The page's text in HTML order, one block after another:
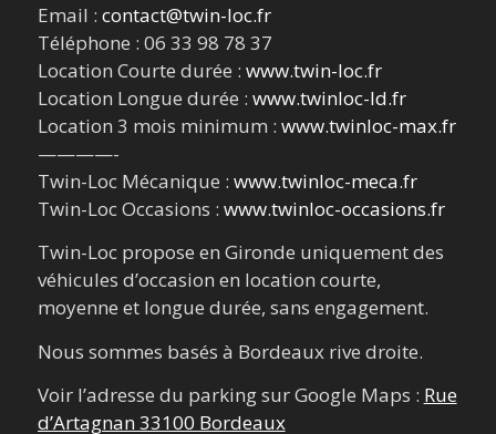
Email : contact@twin-loc.fr
Téléphone : 06 33 98 78 37
Location Courte durée : www.twin-loc.fr
Location Longue durée : www.twinloc-ld.fr
Location 3 mois minimum : www.twinloc-max.fr
————-
Twin-Loc Mécanique : www.twinloc-meca.fr
Twin-Loc Occasions : www.twinloc-occasions.fr
Twin-Loc propose en Gironde uniquement des
véhicules d’occasion en location courte,
moyenne et longue durée, sans engagement.
Nous sommes basés à Bordeaux rive droite.
Voir l’adresse du parking sur Google Maps : Rue
d’Artagnan 33100 Bordeaux